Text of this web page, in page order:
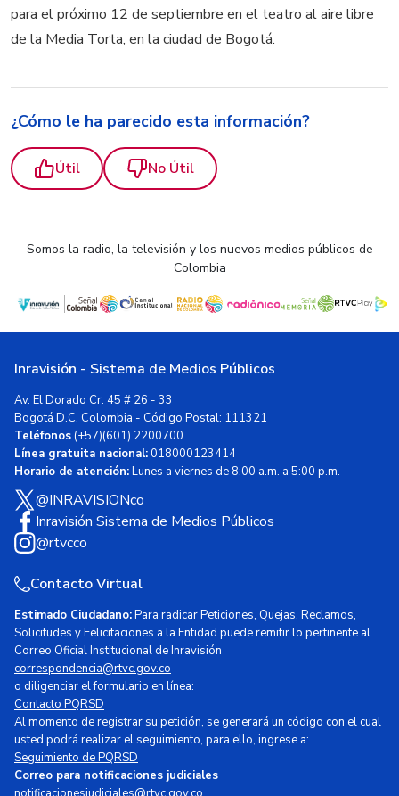
para el próximo 12 de septiembre en el teatro al aire libre
de la Media Torta, en la ciudad de Bogotá.
¿Cómo le ha parecido esta información?
Útil No Útil
Somos la radio, la televisión y los nuevos medios públicos de
Colombia
Inravisión - Sistema de Medios Públicos
Av. El Dorado Cr. 45 # 26 - 33
Bogotá D.C, Colombia - Código Postal: 111321
Teléfonos(+57)(601) 2200700
Línea gratuita nacional:018000123414
Horario de atención:Lunes a viernes de 8:00 a.m. a 5:00 p.m.
@INRAVISIONco
Inravisión Sistema de Medios Públicos
@rtvcco
Contacto Virtual
Estimado Ciudadano:Para radicar Peticiones, Quejas, Reclamos,
Solicitudes y Felicitaciones a la Entidad puede remitir lo pertinente al
Correo Oficial Institucional de Inravisión
correspondencia@rtvc.gov.co
o diligenciar el formulario en línea:
Contacto PQRSD
Al momento de registrar su petición, se generará un código con el cual
usted podrá realizar el seguimiento, para ello, ingrese a:
Seguimiento de PQRSD
Correo para notificaciones judiciales